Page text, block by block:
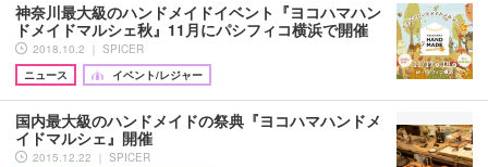
神奈川最大級のハンドメイドイベント『ヨコハマハン
ドメイドマルシェ秋』11月にパシフィコ横浜で開催
2018.10.2 ｜ SPICER
ニュース
イベント/レジャー
国内最大級のハンドメイドの祭典『ヨコハマハンドメ
イドマルシェ』開催
2015.12.22 ｜ SPICER